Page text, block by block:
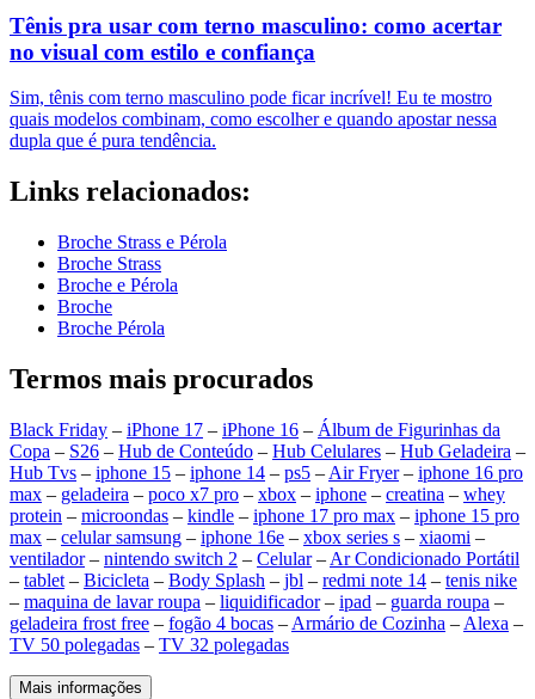
Tênis pra usar com terno masculino: como acertar
no visual com estilo e confiança
Sim, tênis com terno masculino pode ficar incrível! Eu te mostro
quais modelos combinam, como escolher e quando apostar nessa
dupla que é pura tendência.
Links relacionados:
Broche Strass e Pérola
Broche Strass
Broche e Pérola
Broche
Broche Pérola
Termos mais procurados
Black Friday – iPhone 17 – iPhone 16 – Álbum de Figurinhas da
Copa – S26 – Hub de Conteúdo – Hub Celulares – Hub Geladeira –
Hub Tvs – iphone 15 – iphone 14 – ps5 – Air Fryer– iphone 16 pro
max – geladeira – poco x7 pro – xbox – iphone – creatina – whey
protein – microondas – kindle – iphone 17 pro max – iphone 15 pro
max – celular samsung – iphone 16e – xbox series s – xiaomi –
ventilador– nintendo switch 2 – Celular– Ar Condicionado Portátil
– tablet – Bicicleta – Body Splash – jbl – redmi note 14 – tenis nike
– maquina de lavar roupa – liquidificador– ipad – guarda roupa –
geladeira frost free – fogão 4 bocas – Armário de Cozinha – Alexa –
TV 50 polegadas – TV 32 polegadas
Mais informações